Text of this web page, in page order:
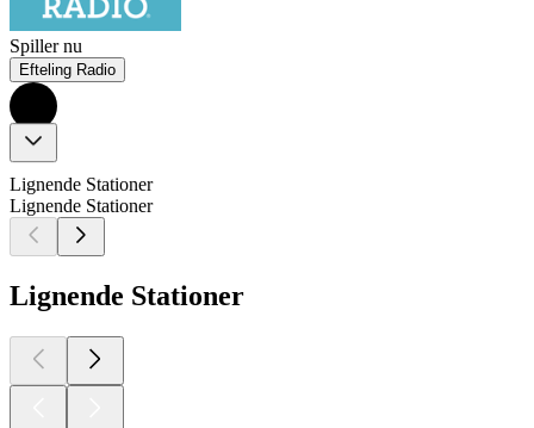
Spiller nu
Efteling Radio
Lignende Stationer
Lignende Stationer
Lignende Stationer